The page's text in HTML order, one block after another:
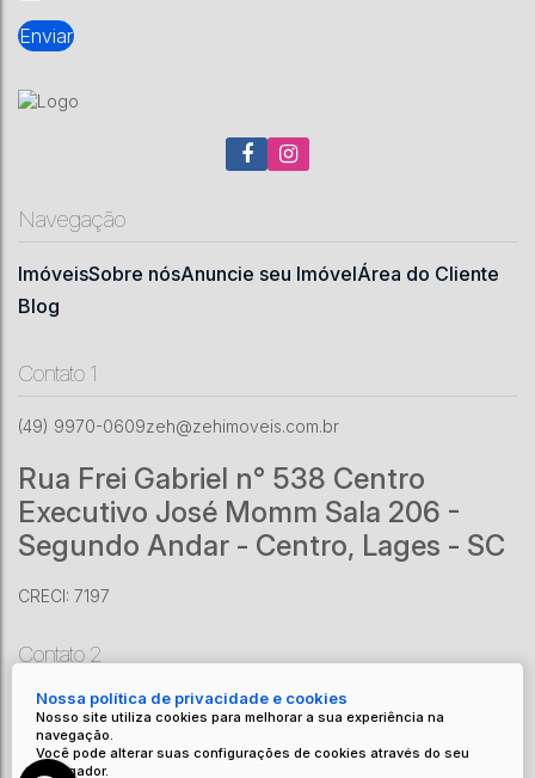
Nossa política de privacidade e cookies
Nosso site utiliza cookies para melhorar a sua experiência na
navegação.
Você pode alterar suas configurações de cookies através do seu
navegador.
Navegação
ImóveisSobre nósAnuncie seu ImóvelÁrea do Cliente
Blog
Contato 1
(49) 9970-0609zeh@zehimoveis.com.br
Rua Frei Gabriel n° 538 Centro
Executivo José Momm Sala 206 -
Segundo Andar - Centro, Lages - SC
CRECI: 7197
Contato 2
(49) 9201-6070zeh@zehimoveis.com.br
Av. Adolfo Konder
SC
CRECI: 8671 J